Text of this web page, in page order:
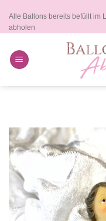
Inhalt
springen
Alle Ballons bereits befüllt im
abholen